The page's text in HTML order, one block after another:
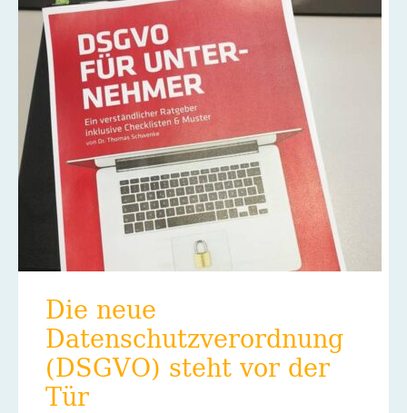
Die neue
Datenschutzverordnung
(DSGVO) steht vor der
Tür